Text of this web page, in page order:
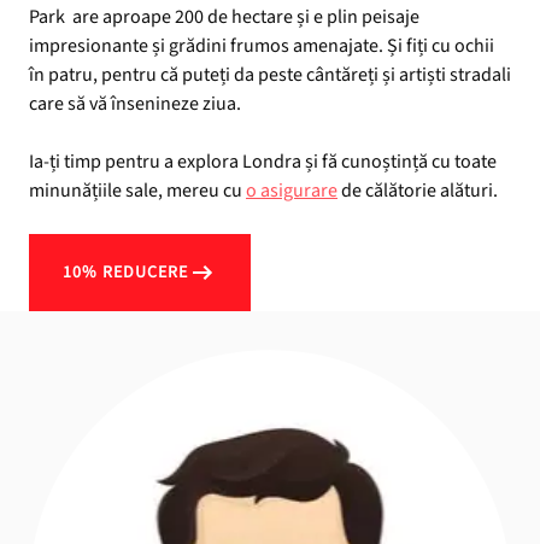
Park are aproape 200 de hectare și e plin peisaje
impresionante și grădini frumos amenajate. Și fiți cu ochii
în patru, pentru că puteți da peste cântăreți și artiști stradali
care să vă însenineze ziua.
Ia-ți timp pentru a explora Londra și fă cunoștință cu toate
minunățiile sale, mereu cuo asigurarede călătorie alături.
10% REDUCERE